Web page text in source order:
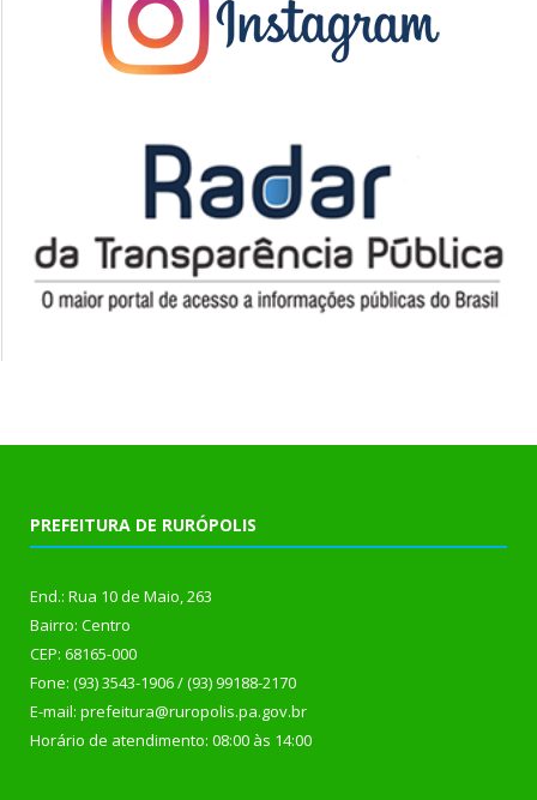
PREFEITURA DE RURÓPOLIS
End.: Rua 10 de Maio, 263
Bairro: Centro
CEP: 68165-000
Fone: (93) 3543-1906 / (93) 99188-2170
E-mail: prefeitura@ruropolis.pa.gov.br
Horário de atendimento: 08:00 às 14:00